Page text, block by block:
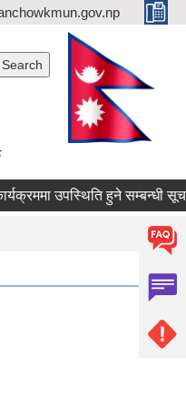
उपस्थिति हुने सम्बन्धी सूचना